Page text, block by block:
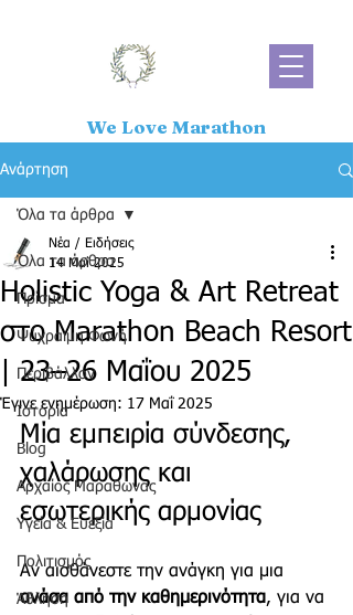
We Love Marathon
Ανάρτηση
Όλα τα άρθρα
Πρίσμα
Ψύχραιμη Φωνή
Περιβάλλον
Ιστορία
Blog
Αρχαίος Μαραθώνας
Υγεία & Ευεξία
Πολιτισμός
Άθληση
Όλα τα άρθρα
Holistic Yoga & Art Retreat
στo Marathon Beach Resort
| 23–26 Μαΐου 2025
Νέα / Ειδήσεις
14 Μαΐ 2025
Έγινε ενημέρωση: 17 Μαΐ 2025
Μία εμπειρία σύνδεσης,
χαλάρωσης και
εσωτερικής αρμονίας
Αν αισθάνεστε την ανάγκη για μια
ανάσα από την καθημερινότητα, για να